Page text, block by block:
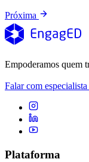
Próxima
Empoderamos quem
Falar com especialista
Plataforma